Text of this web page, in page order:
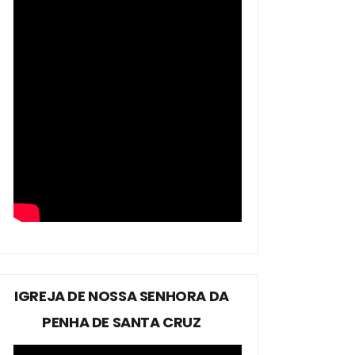
IGREJA DE NOSSA SENHORA DA
PENHA DE SANTA CRUZ